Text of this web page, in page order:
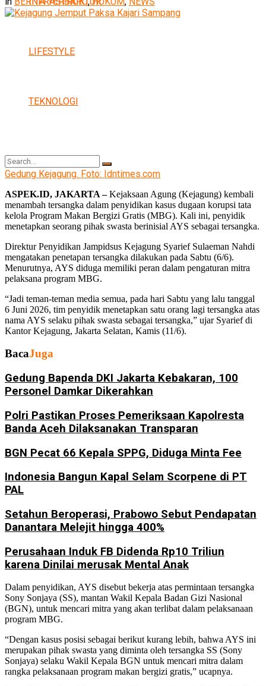
LIFESTYLE
TEKNOLOGI
No Result
View All Result
Gedung Kejagung. Foto: Idntimes.com
ASPEK.ID, JAKARTA –Kejaksaan Agung (Kejagung) kembali
menambah tersangka dalam penyidikan kasus dugaan korupsi tata
kelola Program Makan Bergizi Gratis (MBG). Kali ini, penyidik
menetapkan seorang pihak swasta berinisial AYS sebagai tersangka.
Direktur Penyidikan Jampidsus Kejagung Syarief Sulaeman Nahdi
mengatakan penetapan tersangka dilakukan pada Sabtu (6/6).
Menurutnya, AYS diduga memiliki peran dalam pengaturan mitra
pelaksana program MBG.
“Jadi teman-teman media semua, pada hari Sabtu yang lalu tanggal
6 Juni 2026, tim penyidik menetapkan satu orang lagi tersangka atas
nama AYS selaku pihak swasta sebagai tersangka,” ujar Syarief di
Kantor Kejagung, Jakarta Selatan, Kamis (11/6).
BacaJuga
Gedung Bapenda DKI Jakarta Kebakaran, 100
Personel Damkar Dikerahkan
Polri Pastikan Proses Pemeriksaan Kapolresta
Banda Aceh Dilaksanakan Transparan
BGN Pecat 66 Kepala SPPG, Diduga Minta Fee
Indonesia Bangun Kapal Selam Scorpene di PT
PAL
Setahun Beroperasi, Prabowo Sebut Pendapatan
Danantara Melejit hingga 400%
Perusahaan Induk FB Didenda Rp10 Triliun
karena Dinilai merusak Mental Anak
Dalam penyidikan, AYS disebut bekerja atas permintaan tersangka
Sony Sonjaya (SS), mantan Wakil Kepala Badan Gizi Nasional
(BGN), untuk mencari mitra yang akan terlibat dalam pelaksanaan
program MBG.
“Dengan kasus posisi sebagai berikut kurang lebih, bahwa AYS ini
merupakan pihak swasta yang diminta oleh tersangka SS (Sony
Sonjaya) selaku Wakil Kepala BGN untuk mencari mitra dalam
rangka pelaksanaan program makan bergizi gratis,” ucapnya.